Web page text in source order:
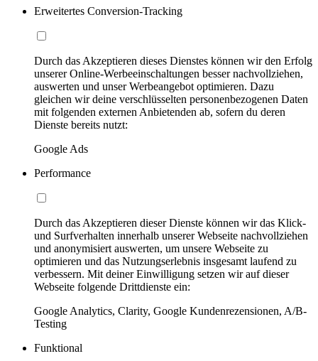
Erweitertes Conversion-Tracking
Durch das Akzeptieren dieses Dienstes können wir den Erfolg
unserer Online-Werbeeinschaltungen besser nachvollziehen,
auswerten und unser Werbeangebot optimieren. Dazu
gleichen wir deine verschlüsselten personenbezogenen Daten
mit folgenden externen Anbietenden ab, sofern du deren
Dienste bereits nutzt:
Google Ads
Performance
Durch das Akzeptieren dieser Dienste können wir das Klick-
und Surfverhalten innerhalb unserer Webseite nachvollziehen
und anonymisiert auswerten, um unsere Webseite zu
optimieren und das Nutzungserlebnis insgesamt laufend zu
verbessern. Mit deiner Einwilligung setzen wir auf dieser
Webseite folgende Drittdienste ein:
Google Analytics, Clarity, Google Kundenrezensionen, A/B-
Testing
Funktional